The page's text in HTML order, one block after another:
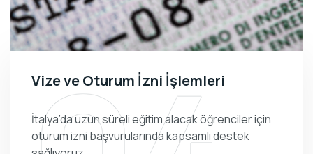
Vize ve Oturum İzni İşlemleri
İtalya’da uzun süreli eğitim alacak öğrenciler için
oturum izni başvurularında kapsamlı destek